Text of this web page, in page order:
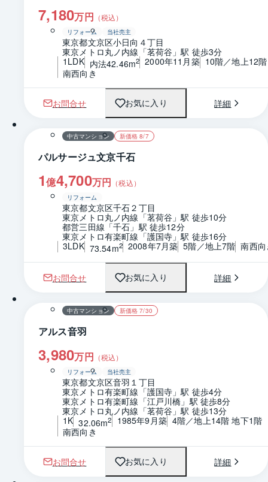
7,180万円 （税込）
リフォーム 当社売主
東京都文京区小日向４丁目
東京メトロ丸ノ内線「茗荷谷」駅 徒歩3分
1LDK 内法42.46m2 2000年11月築 10階／地上12階
南西向き
お問合せ お気に入り 詳細
1 / 0
中古マンション 新価格 8/7
パルサージュ文京千石
1億4,700万円 （税込）
リフォーム
東京都文京区千石２丁目
東京メトロ丸ノ内線「茗荷谷」駅 徒歩10分
都営三田線「千石」駅 徒歩12分
東京メトロ有楽町線「護国寺」駅 徒歩16分
3LDK 73.54m2 2008年7月築 5階／地上7階 南西
お問合せ お気に入り 詳細
1 / 0 間取り
中古マンション 新価格 7/30
アルス音羽
3,980万円 （税込）
リフォーム 当社売主
東京都文京区音羽１丁目
東京メトロ有楽町線「護国寺」駅 徒歩4分
東京メトロ有楽町線「江戸川橋」駅 徒歩8分
東京メトロ丸ノ内線「茗荷谷」駅 徒歩13分
1K 32.06m2 1985年9月築 4階／地上14階 地下1階
南西向き
お問合せ お気に入り 詳細
1 / 0 間取り